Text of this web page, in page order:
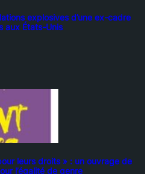
explosives d’une ex-cadre
aux États-Unis
leurs droits » : un ouvrage de
l’égalité de genre